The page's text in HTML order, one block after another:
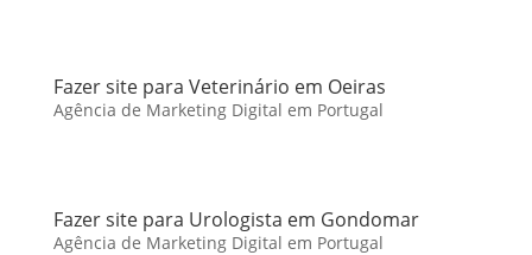
Fazer site para Veterinário em Oeiras
Agência de Marketing Digital em Portugal
Fazer site para Urologista em Gondomar
Agência de Marketing Digital em Portugal